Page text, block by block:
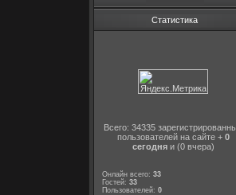
Статистика
Всего: 34335
пользователей на сайте + 0
сегодняи (0 вчера)
Онлайн всего: 33
Гостей: 33
Пользователей: 0